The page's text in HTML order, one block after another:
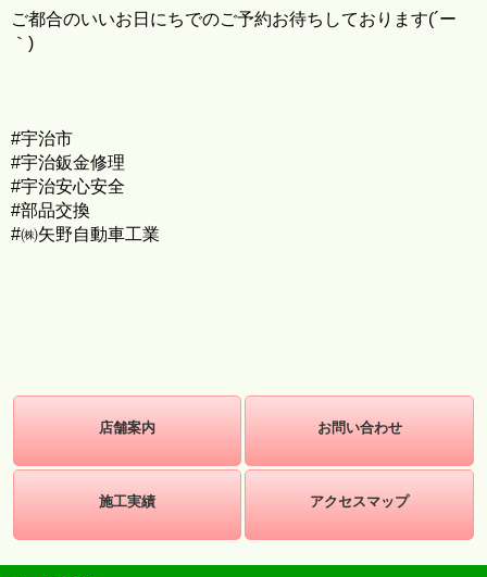
ご都合のいいお日にちでのご予約お待ちしております(´ー
｀)
#宇治市
#宇治鈑金修理
#宇治安心安全
#部品交換
#㈱矢野自動車工業
店舗案内 お問い合わせ
施工実績 アクセスマップ